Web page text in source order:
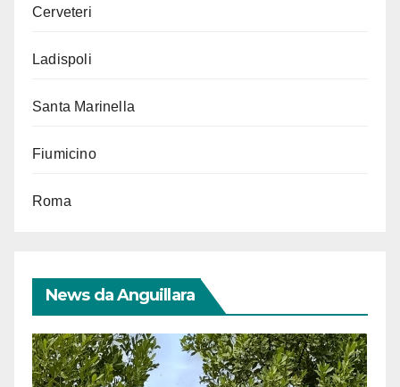
Cerveteri
Ladispoli
Santa Marinella
Fiumicino
Roma
News da Anguillara